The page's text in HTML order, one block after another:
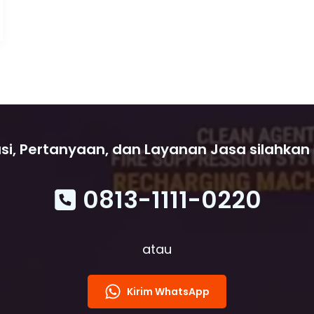
Pertanyaan, dan Layanan Jasa
0813-1111-0220
atau
Kirim WhatsApp